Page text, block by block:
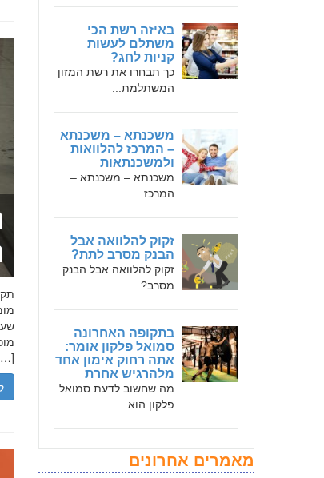
באיזה רשת הכי
משתלם לעשות
קניות לחג?
כך תבחרו את רשת המזון
המשתלמת...
משכנתא – משכנתא
– המרכז להלוואות
ולמשכנתאות
משכנתא – משכנתא –
המרכז...
זקוק להלוואה אבל
הבנק מסרב לתת?
זקוק להלוואה אבל הבנק
מסרב?...
בתקופה האחרונה
סמואל פלקון אומר:
אתה רחוק אימון אחד
מלהרגיש אחרת
מה שחשוב לדעת סמואל
פלקון הוא...
מאמרים אחרונים